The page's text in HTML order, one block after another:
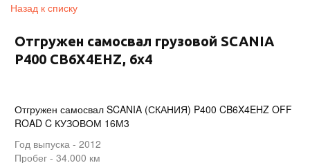
Назад к списку
Отгружен самосвал грузовой SCANIA
P400 CB6X4EHZ, 6x4
Отгружен самосвал SCANIA (СКАНИЯ) P400 CB6X4EHZ OFF
ROAD C КУЗОВОМ 16М3
Год выпуска - 2012
Пробег - 34.000 км